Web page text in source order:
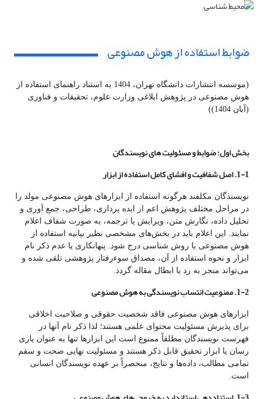
ضوابط استفاده از هوش مصنوعی
(موسسه انتشارات دانشگاه تهران، 1404 به استناد راهنمای استفاده از
هوش مصنوعی در پژوهش ابلاغی وزارت علوم، تحقیقات و فناوری
(آبان 1404))
بخش اول: ضوابط و مسئولیت های نویسندگان
1-1. اصل شفافیت و افشای کامل استفاده از ابزار
نویسندگان مکلفند هرگونه استفاده از ابزارهای هوش مصنوعی مولد را
در مراحل مختلف پژوهش اعم از ایده پردازی، طراحی، جمع آوری و
تحلیل داده، نگارش متن، ویرایش یا ترجمه، به صورت شفاف اعلام
نمایند. این اعلام باید در بخش‌های مشخصی نظیر بیانیه استفاده از
هوش مصنوعی یا روش شناسی درج شود. پنهانکاری یا عدم ذکر نام
ابزار و نحوه استفاده از آن، مصداق سوءرفتار پژوهشی تلقی شده و
می‌تواند منجر به رد یا ابطال مقاله گردد.
1-2. ممنوعیت انتساب نویسندگی به هوش مصنوعی
ابزارهای هوش مصنوعی فاقد شخصیت حقوقی و صلاحیت اخلاقی
برای پذیرش مسئولیت محتوای علمی هستند؛ لذا ذکر نام آنها در
فهرست نویسندگان مطلقاً ممنوع است این ابزارها تنها به عنوان یاری
رسان یا ابزار تحقیق قابل ذکر هستند و مسئولیت نهایی صحت و سقم
تمامی مطالب، داده‌ها و نتایج، منحصراً بر عهده نویسندگان انسانی
است.